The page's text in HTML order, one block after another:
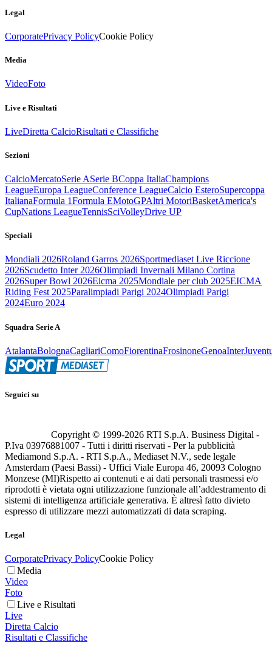
Legal
CorporatePrivacy PolicyCookie Policy
Media
VideoFoto
Live e Risultati
LiveDiretta CalcioRisultati e Classifiche
Sezioni
CalcioMercatoSerie ASerie BCoppa ItaliaChampions
LeagueEuropa LeagueConference LeagueCalcio EsteroSupercoppa
ItalianaFormula 1Formula EMotoGPAltri MotoriBasketAmerica's
CupNations LeagueTennisSciVolleyDrive UP
Speciali
Mondiali 2026Roland Garros 2026Sportmediaset Live Riccione
2026Scudetto Inter 2026Olimpiadi Invernali Milano Cortina
2026Super Bowl 2026Eicma 2025Mondiale per club 2025EICMA
Riding Fest 2025Paralimpiadi Parigi 2024Olimpiadi Parigi
2024Euro 2024
Squadra Serie A
AtalantaBolognaCagliariComoFiorentinaFrosinoneGenoaInter
Seguici su
Copyright © 1999-2026 RTI S.p.A. Business Digital -
P.Iva 03976881007 - Tutti i diritti riservati - Per la pubblicità
Mediamond S.p.A. - RTI S.p.A., Mediaset N.V., sede legale
Amsterdam (Paesi Bassi) - Uffici Viale Europa 46, 20093 Cologno
Monzese (MI)Rispetto ai contenuti e ai dati personali trasmessi e/o
riprodotti è vietata ogni utilizzazione funzionale all’addestramento di
sistemi di intelligenza artificiale generativa. È altresì fatto divieto
espresso di utilizzare mezzi automatizzati di data scraping.
Legal
CorporatePrivacy PolicyCookie Policy
Media
Video
Foto
Live e Risultati
Live
Diretta Calcio
Risultati e Classifiche